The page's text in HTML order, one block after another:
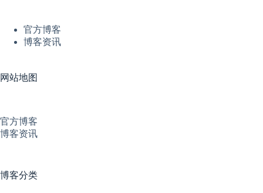
官方博客
博客资讯
网站地图
官方博客
博客资讯
博客分类